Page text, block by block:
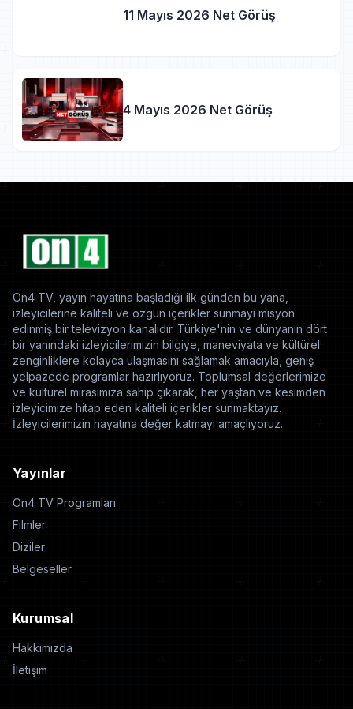
11 Mayıs 2026 Net Görüş
4 Mayıs 2026 Net Görüş
On4 TV, yayın hayatına başladığı ilk günden bu yana,
izleyicilerine kaliteli ve özgün içerikler sunmayı misyon
edinmiş bir televizyon kanalıdır. Türkiye'nin ve dünyanın dört
bir yanındaki izleyicilerimizin bilgiye, maneviyata ve kültürel
zenginliklere kolayca ulaşmasını sağlamak amacıyla, geniş
yelpazede programlar hazırlıyoruz. Toplumsal değerlerimize
ve kültürel mirasımıza sahip çıkarak, her yaştan ve kesimden
izleyicimize hitap eden kaliteli içerikler sunmaktayız.
İzleyicilerimizin hayatına değer katmayı amaçlıyoruz.
Yayınlar
On4 TV Programları
Filmler
Diziler
Belgeseller
Kurumsal
Hakkımızda
İletişim